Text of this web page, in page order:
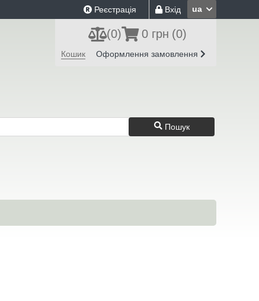
ua
Вхід
Реєстрація
(0) 0 грн (0)
Кошик Оформлення замовлення
Пошук